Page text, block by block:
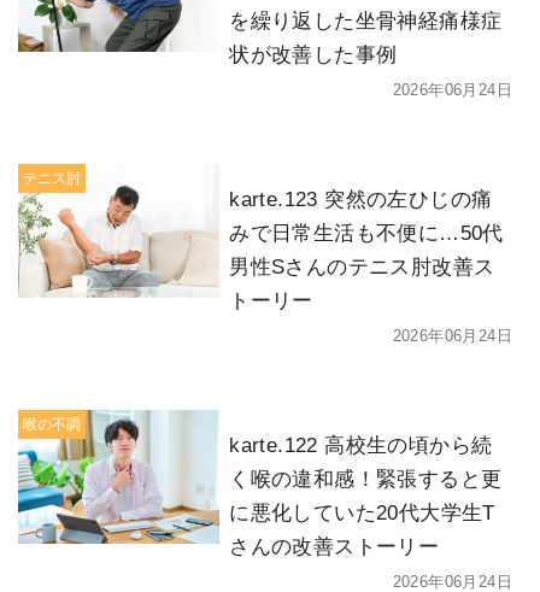
を繰り返した坐骨神経痛様症
状が改善した事例
2026年06月24日
テニス肘
karte.123 突然の左ひじの痛
みで日常生活も不便に…50代
男性Sさんのテニス肘改善ス
トーリー
2026年06月24日
喉の不調
karte.122 高校生の頃から続
く喉の違和感！緊張すると更
に悪化していた20代大学生T
さんの改善ストーリー
2026年06月24日